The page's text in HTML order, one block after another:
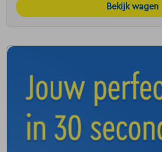
Bekijk wagen